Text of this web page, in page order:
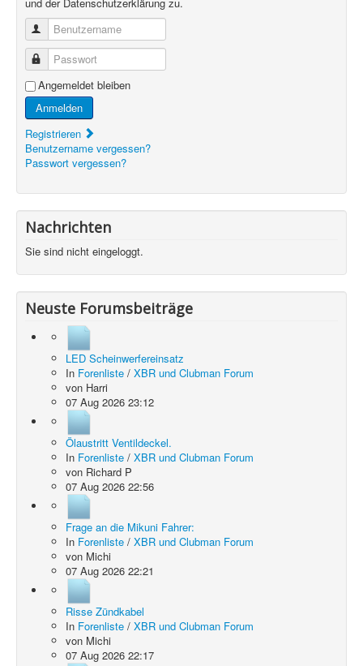
und der Datenschutzerklärung zu.
Benutzername
Passwort
Angemeldet bleiben
Anmelden
Registrieren
Benutzername vergessen?
Passwort vergessen?
Nachrichten
Sie sind nicht eingeloggt.
Neuste Forumsbeiträge
LED Scheinwerfereinsatz
In Forenliste / XBR und Clubman Forum
von Harri
07 Aug 2026 23:12
Ölaustritt Ventildeckel.
In Forenliste / XBR und Clubman Forum
von Richard P
07 Aug 2026 22:56
Frage an die Mikuni Fahrer:
In Forenliste / XBR und Clubman Forum
von Michi
07 Aug 2026 22:21
Risse Zündkabel
In Forenliste / XBR und Clubman Forum
von Michi
07 Aug 2026 22:17